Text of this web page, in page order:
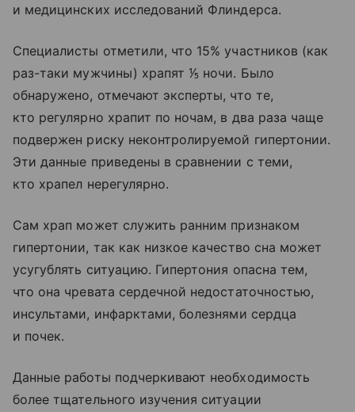
и медицинских исследований Флиндерса.
Специалисты отметили, что 15% участников (как
раз-таки мужчины) храпят ⅕ ночи. Было
обнаружено, отмечают эксперты, что те,
кто регулярно храпит по ночам, в два раза чаще
подвержен риску неконтролируемой гипертонии.
Эти данные приведены в сравнении с теми,
кто храпел нерегулярно.
Сам храп может служить ранним признаком
гипертонии, так как низкое качество сна может
усугублять ситуацию. Гипертония опасна тем,
что она чревата сердечной недостаточностью,
инсультами, инфарктами, болезнями сердца
и почек.
Данные работы подчеркивают необходимость
более тщательного изучения ситуации